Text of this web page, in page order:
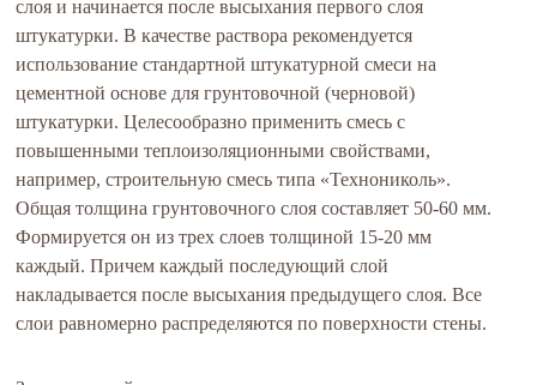
слоя и начинается после высыхания первого слоя
штукатурки. В качестве раствора рекомендуется
использование стандартной штукатурной смеси на
цементной основе для грунтовочной (черновой)
штукатурки. Целесообразно применить смесь с
повышенными теплоизоляционными свойствами,
например, строительную смесь типа «Технониколь».
Общая толщина грунтовочного слоя составляет 50-60 мм.
Формируется он из трех слоев толщиной 15-20 мм
каждый. Причем каждый последующий слой
накладывается после высыхания предыдущего слоя. Все
слои равномерно распределяются по поверхности стены.